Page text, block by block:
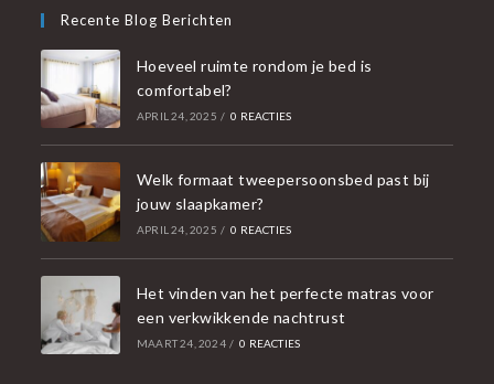
Recente Blog Berichten
Hoeveel ruimte rondom je bed is
comfortabel?
APRIL 24, 2025 / 0 REACTIES
Welk formaat tweepersoonsbed past bij
jouw slaapkamer?
APRIL 24, 2025 / 0 REACTIES
Het vinden van het perfecte matras voor
een verkwikkende nachtrust
MAART 24, 2024 / 0 REACTIES